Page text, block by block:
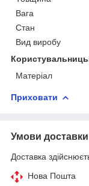
Вага
Стан
Вид виробу
Матеріал
Приховати
Умови доставки
Доставка
Нова Пошта